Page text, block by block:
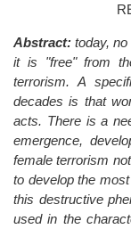
Abstract: today,
it is "free" from
terrorism. A
decades is that
acts. There is a
emergence,
female terrorism
to develop the
this destructive
used in the